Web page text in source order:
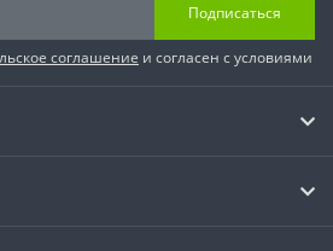
Подписаться
соглашение и согласен с условиями